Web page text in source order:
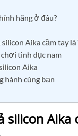
hãng ở đâu?
Aika cầm tay
tình dục nam
Aika
hành cùng bạn
silicon Aika